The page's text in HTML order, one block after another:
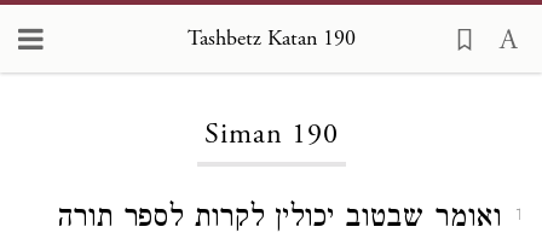
Tashbetz Katan 190
Siman 190
1
ואומר שבטוב יכולין לקרות לספר תורה